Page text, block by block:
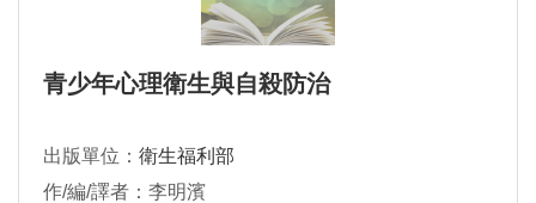
青少年心理衛生與自殺防治
出版單位： 衛生福利部
作/編/譯者：李明濱